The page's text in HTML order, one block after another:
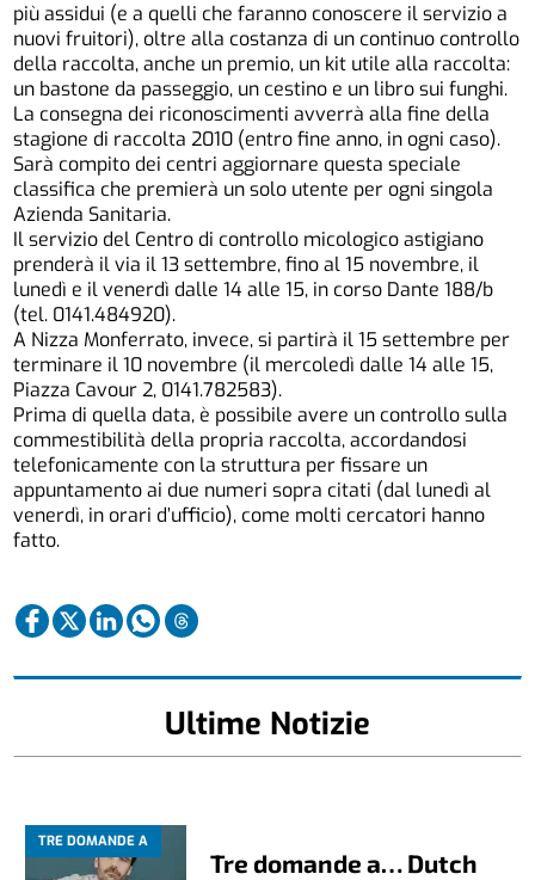
più assidui (e a quelli che faranno conoscere il servizio a
nuovi fruitori), oltre alla costanza di un continuo controllo
della raccolta, anche un premio, un kit utile alla raccolta:
un bastone da passeggio, un cestino e un libro sui funghi.
La consegna dei riconoscimenti avverrà alla fine della
stagione di raccolta 2010 (entro fine anno, in ogni caso).
Sarà compito dei centri aggiornare questa speciale
classifica che premierà un solo utente per ogni singola
Azienda Sanitaria.
Il servizio del Centro di controllo micologico astigiano
prenderà il via il 13 settembre, fino al 15 novembre, il
lunedì e il venerdì dalle 14 alle 15, in corso Dante 188/b
(tel. 0141.484920).
A Nizza Monferrato, invece, si partirà il 15 settembre per
terminare il 10 novembre (il mercoledì dalle 14 alle 15,
Piazza Cavour 2, 0141.782583).
Prima di quella data, è possibile avere un controllo sulla
commestibilità della propria raccolta, accordandosi
telefonicamente con la struttura per fissare un
appuntamento ai due numeri sopra citati (dal lunedì al
venerdì, in orari d’ufficio), come molti cercatori hanno
fatto.
Ultime Notizie
TRE DOMANDE A
Tre domande a… Dutch